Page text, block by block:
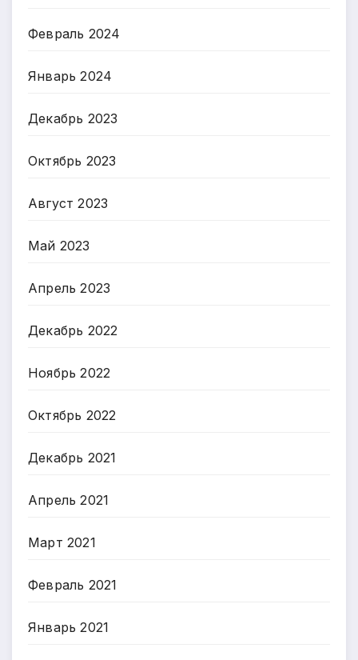
Февраль 2024
Январь 2024
Декабрь 2023
Октябрь 2023
Август 2023
Май 2023
Апрель 2023
Декабрь 2022
Ноябрь 2022
Октябрь 2022
Декабрь 2021
Апрель 2021
Март 2021
Февраль 2021
Январь 2021